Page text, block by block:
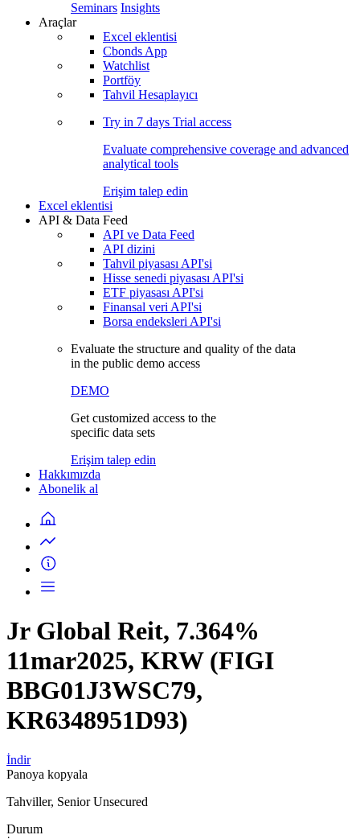
Seminars Insights
Araçlar
Excel eklentisi
Cbonds App
Watchlist
Portföy
Tahvil Hesaplayıcı
Try in 7 days Trial access
Evaluate comprehensive coverage and advanced
analytical tools
Erişim talep edin
Excel eklentisi
API & Data Feed
API ve Data Feed
API dizini
Tahvil piyasası API'si
Hisse senedi piyasası API'si
ETF piyasası API'si
Finansal veri API'si
Borsa endeksleri API'si
Evaluate the structure and quality of the data
in the public demo access
DEMO
Get customized access to the
specific data sets
Erişim talep edin
Hakkımızda
Abonelik al
Jr Global Reit, 7.364%
11mar2025, KRW (FIGI
BBG01J3WSC79,
KR6348951D93)
İndir
Panoya kopyala
Tahviller, Senior Unsecured
Durum